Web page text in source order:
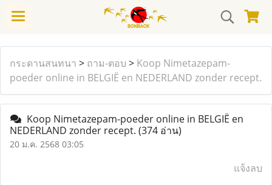
กระดานสนทนา > ถาม-ตอบ > Koop Nimetazepam-
poeder online in BELGIË en NEDERLAND zonder recept.
Koop Nimetazepam-poeder online in BELGIË en
NEDERLAND zonder recept. (374 อ่าน)
20 ม.ค. 2568 03:05
แจ้งลบ